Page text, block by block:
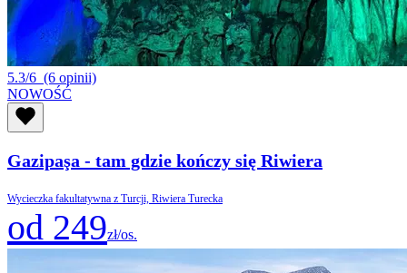
5.3/6 (6 opinii)
NOWOŚĆ
Gazipaşa - tam gdzie kończy się Riwiera
Wycieczka fakultatywna z Turcji, Riwiera Turecka
od 249zł/os.